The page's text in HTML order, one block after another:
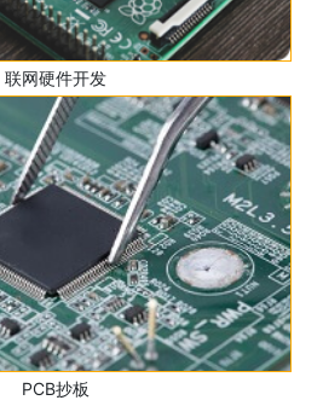
联网硬件开发
PCB抄板